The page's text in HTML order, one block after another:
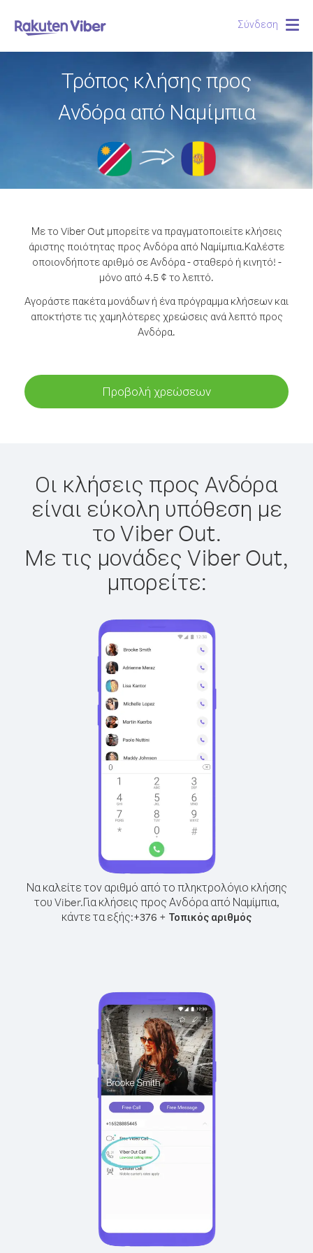
Σύνδεση
Τρόπος κλήσης προς
Ανδόρα από Ναμίμπια
Με το Viber Out μπορείτε να πραγματοποιείτε κλήσεις
άριστης ποιότητας προς Ανδόρα από Ναμίμπια.Καλέστε
οποιονδήποτε αριθμό σε Ανδόρα - σταθερό ή κινητό! -
μόνο από 4.5 ¢ το λεπτό.
Αγοράστε πακέτα μονάδων ή ένα πρόγραμμα κλήσεων και
αποκτήστε τις χαμηλότερες χρεώσεις ανά λεπτό προς
Ανδόρα.
Προβολή χρεώσεων
Οι κλήσεις προς Ανδόρα
είναι εύκολη υπόθεση με
το Viber Out.
Με τις μονάδες Viber Out,
μπορείτε:
Να καλείτε τον αριθμό από το πληκτρολόγιο κλήσης
του Viber.Για κλήσεις προς Ανδόρα από Ναμίμπια,
κάντε τα εξής:+376 + Τοπικός αριθμός